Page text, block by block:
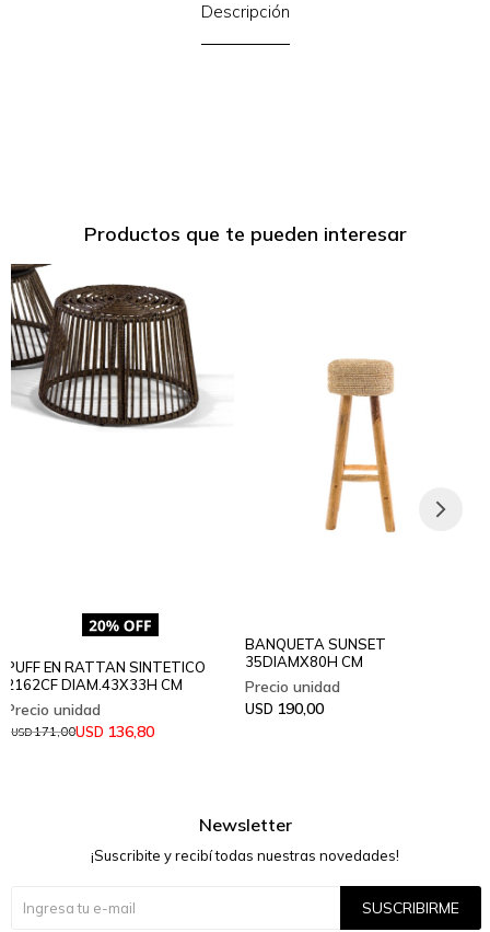
Descripción
Productos que te pueden interesar
PUFF EN RATTAN SINTETICO
2162CF DIAM.43X33H CM
USD 136,80
USD171,00
BANQUETA SUNSET
35DIAMX80H CM
USD 190,00
Newsletter
¡Suscribite y recibí todas nuestras novedades!
SUSCRIBIRME